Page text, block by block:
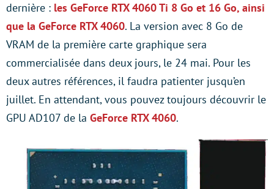
dernière : les GeForce RTX 4060 Ti 8 Go et 16 Go, ainsi
que la GeForce RTX 4060. La version avec 8 Go de
VRAM de la première carte graphique sera
commercialisée dans deux jours, le 24 mai. Pour les
deux autres références, il faudra patienter jusqu’en
juillet. En attendant, vous pouvez toujours découvrir le
GPU AD107 de la GeForce RTX 4060.